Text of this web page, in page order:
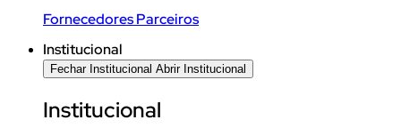
Fornecedores Parceiros
Institucional
Fechar Institucional Abrir Institucional
Institucional